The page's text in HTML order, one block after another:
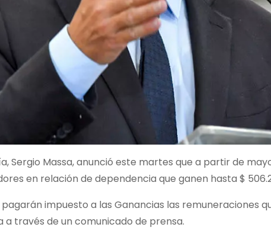
Sergio Massa, anunció este martes que a partir de
en relación de dependencia que ganen hasta $
impuesto a las Ganancias las remuneraciones
a través de un comunicado de prensa.